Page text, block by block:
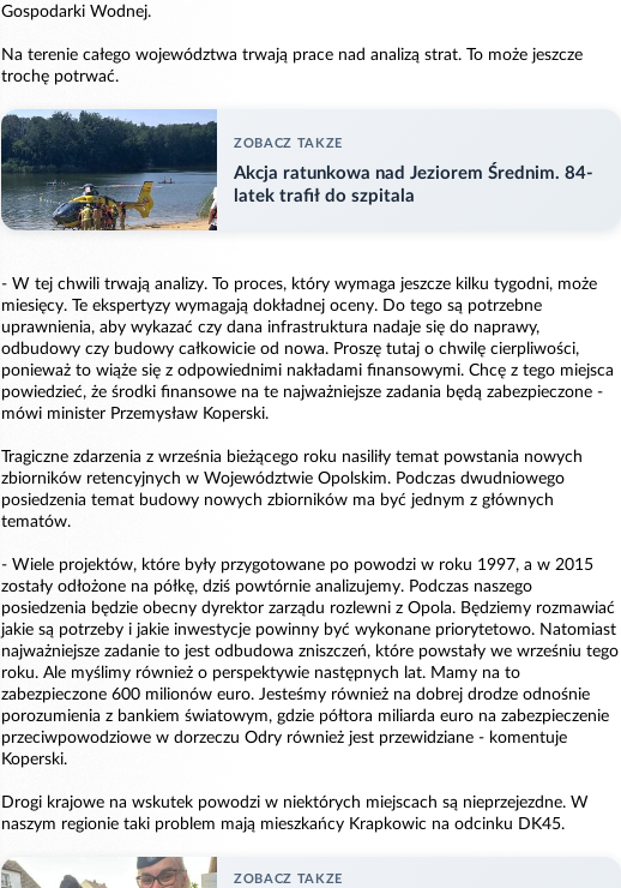
Gospodarki Wodnej.
Na terenie całego województwa trwają prace nad analizą strat. To może jeszcze
trochę potrwać.
ZOBACZ TAKZE
Akcja ratunkowa nad Jeziorem Średnim. 84-
latek trafił do szpitala
- W tej chwili trwają analizy. To proces, który wymaga jeszcze kilku tygodni, może
miesięcy. Te ekspertyzy wymagają dokładnej oceny. Do tego są potrzebne
uprawnienia, aby wykazać czy dana infrastruktura nadaje się do naprawy,
odbudowy czy budowy całkowicie od nowa. Proszę tutaj o chwilę cierpliwości,
ponieważ to wiąże się z odpowiednimi nakładami finansowymi. Chcę z tego miejsca
powiedzieć, że środki finansowe na te najważniejsze zadania będą zabezpieczone -
mówi minister Przemysław Koperski.
Tragiczne zdarzenia z września bieżącego roku nasiliły temat powstania nowych
zbiorników retencyjnych w Województwie Opolskim. Podczas dwudniowego
posiedzenia temat budowy nowych zbiorników ma być jednym z głównych
tematów.
- Wiele projektów, które były przygotowane po powodzi w roku 1997, a w 2015
zostały odłożone na półkę, dziś powtórnie analizujemy. Podczas naszego
posiedzenia będzie obecny dyrektor zarządu rozlewni z Opola. Będziemy rozmawiać
jakie są potrzeby i jakie inwestycje powinny być wykonane priorytetowo. Natomiast
najważniejsze zadanie to jest odbudowa zniszczeń, które powstały we wrześniu tego
roku. Ale myślimy również o perspektywie następnych lat. Mamy na to
zabezpieczone 600 milionów euro. Jesteśmy również na dobrej drodze odnośnie
porozumienia z bankiem światowym, gdzie półtora miliarda euro na zabezpieczenie
przeciwpowodziowe w dorzeczu Odry również jest przewidziane - komentuje
Koperski.
Drogi krajowe na wskutek powodzi w niektórych miejscach są nieprzejezdne. W
naszym regionie taki problem mają mieszkańcy Krapkowic na odcinku DK45.
ZOBACZ TAKZE